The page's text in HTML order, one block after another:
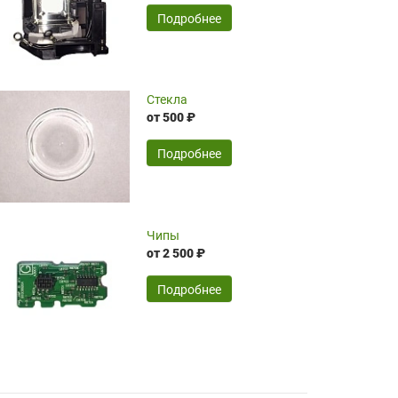
временные затраты по достаточно
оптимизированной стоимости, чему
чрезмерно благодарны!)))
SERGEY FOURSOV,24.04.2026
широкий ассортимент ламп, как оригиналов,
так и аналогов.Быстрое оформление и
передача в доставку, приемлемые цены. Мне
понравилось.
Читать полностью
16.04.2026
Подробнее
Стекла
от 500 ₽
Подробнее
Чипы
от 2 500 ₽
Подробнее